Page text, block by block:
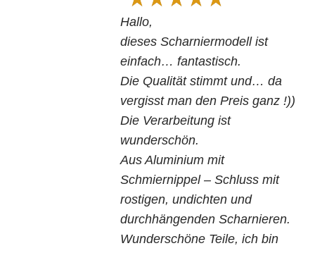
Bewertet mit
Hallo,
dieses Scharniermodell ist
einfach… fantastisch.
Die Qualität stimmt und… da
vergisst man den Preis ganz !))
Die Verarbeitung ist
wunderschön.
Aus Aluminium mit
Schmiernippel – Schluss mit
rostigen, undichten und
durchhängenden Scharnieren.
Wunderschöne Teile, ich bin